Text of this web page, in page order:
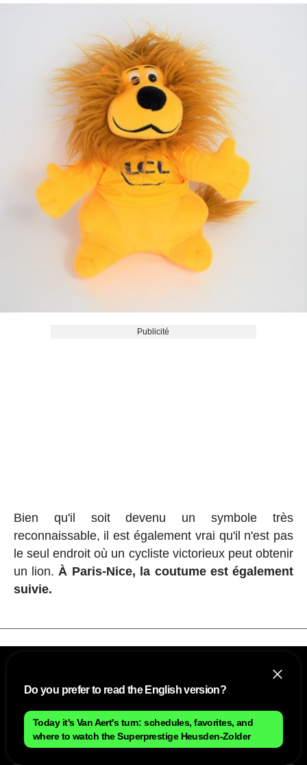
Publicité
Bien qu'il soit devenu un symbole très
reconnaissable, il est également vrai qu'il n'est pas
le seul endroit où un cycliste victorieux peut obtenir
un lion. À Paris-Nice, la coutume est également
suivie.
Do you prefer to read the English version?
Today it's Van Aert's turn: schedules, favorites, and
where to watch the Superprestige Heusden-Zolder